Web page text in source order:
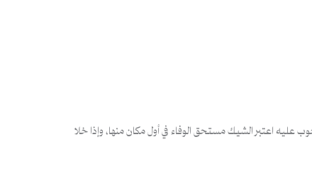
عليه اعتبر الشيك مستحق الوفاء في أول مكان منها، وإذا خلا